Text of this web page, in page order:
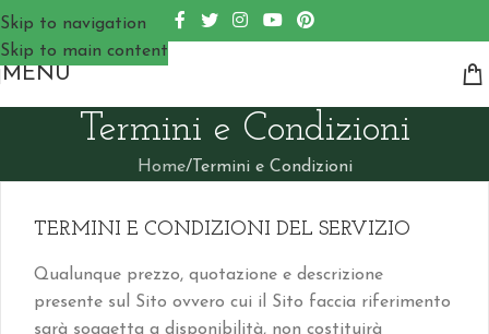
Skip to navigation
Skip to main content
MENU
Termini e Condizioni
Home Termini e Condizioni
TERMINI E CONDIZIONI DEL SERVIZIO
Qualunque prezzo, quotazione e descrizione
presente sul Sito ovvero cui il Sito faccia riferimento
sarà soggetta a disponibilità, non costituirà